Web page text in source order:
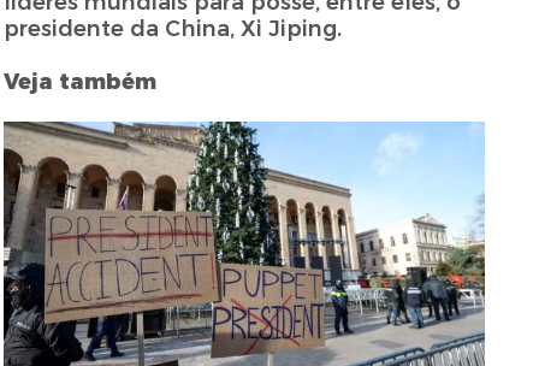
presidente da China, Xi Jiping.
Veja também